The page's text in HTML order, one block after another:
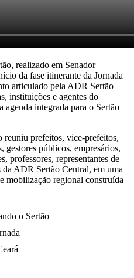
realizado em Senador
da fase itinerante da Jornada
articulado pela ADR Sertão
instituições e agentes do
integrada para o Sertão
prefeitos, vice-prefeitos,
gestores públicos, empresários,
professores, representantes de
da ADR Sertão Central, em uma
mobilização regional construída
o Sertão